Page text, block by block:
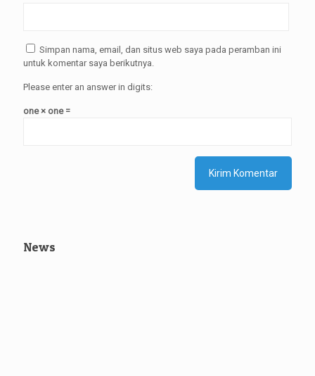
Simpan nama, email, dan situs web saya pada peramban ini
untuk komentar saya berikutnya.
Please enter an answer in digits:
one × one =
News